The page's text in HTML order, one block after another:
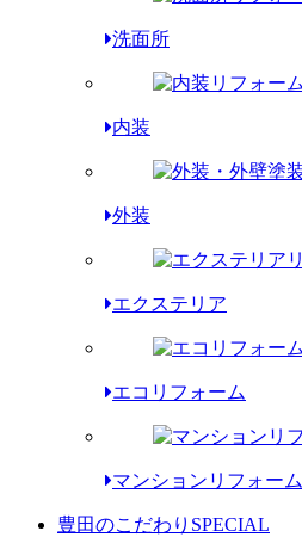
洗面所
内装
外装
エクステリア
エコリフォーム
マンションリフォーム
豊田のこだわり SPECIAL